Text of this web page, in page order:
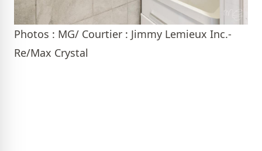
Photos : MG/ Courtier : Jimmy Lemieux Inc.-
Re/Max Crystal